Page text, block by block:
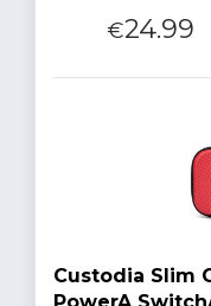
€24.99
Custodia Slim